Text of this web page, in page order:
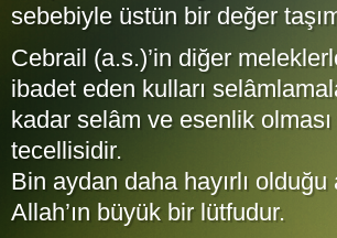
sebebiyle üstün bir değer
Cebrail (a.s.)’in diğer
ibadet eden kulları
kadar selâm ve esenlik
tecellisidir.
Bin aydan daha hayırlı
Allah’ın büyük bir lütfudur.